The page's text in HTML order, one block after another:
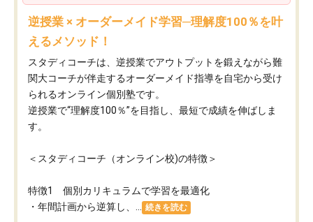
逆授業 × オーダーメイド学習─理解度100％を叶
えるメソッド！
スタディコーチは、逆授業でアウトプットを鍛えながら難
関大コーチが伴走するオーダーメイド指導を自宅から受け
られるオンライン個別塾です。
逆授業で“理解度100％”を目指し、最短で成績を伸ばしま
す。
＜スタディコーチ（オンライン校)の特徴＞
特徴1 個別カリキュラムで学習を最適化
・年間計画から逆算し、...
続きを読む